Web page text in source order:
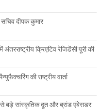
दीपक कुमार
क्रिएटिव रेजिडेंसी पूरी की
की राष्ट्रीय वार्ता
बड़े सांस्कृतिक दूत और ब्रांड एंबेसडर: